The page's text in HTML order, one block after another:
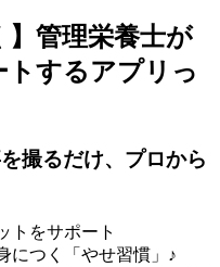
】管理栄養士が
するアプリっ
撮るだけ、プロから
トをサポート
につく「やせ習慣」♪